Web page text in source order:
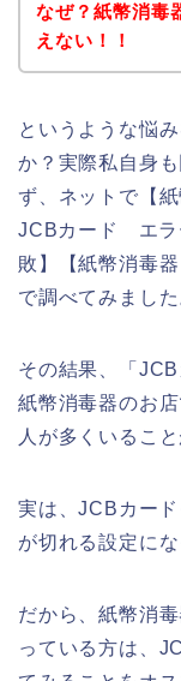
なぜ？紙幣消毒
えない！！
というような悩
か？実際私自身
ず、ネットで【
JCBカード エラ
敗】【紙幣消毒
で調べてみました
その結果、「
紙幣消毒器のお
人が多くいるこ
実は、JCBカー
が切れる設定に
だから、紙幣消
っている方は、